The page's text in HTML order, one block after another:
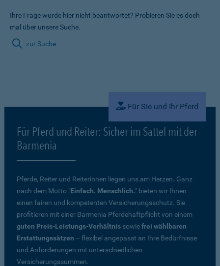
Ihre Frage wurde hier nicht beantwortet? Probieren Sie es doch
mal über unsere Suche.
zur Suche
Für Sie und Ihr Pferd
Für Pferd und Reiter: Sicher im Sattel mit der
Barmenia
Pferde, Reiter und Reiterinnen liegen uns am Herzen. Ganz
nach dem Motto "Einfach. Menschlich." bieten wir Ihnen
einen fairen und kompetenten Versicherungsschutz. Sie
profitieren mit einer Barmenia Pferdehaftpflicht von einem
guten Preis-Leistungs-Verhältnis sowiefrei wählbaren
Erstattungssätzen – flexibel angepasst an Ihre Bedürfnisse
und Anforderungen mit unterschiedlichen
Versicherungssummen.